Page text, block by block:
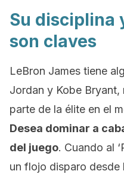
Su disciplina
son claves
LeBron James tiene
Jordan y Kobe Bryant,
parte de la élite en el
Desea dominar a
del juego. Cuando al
un flojo disparo desde